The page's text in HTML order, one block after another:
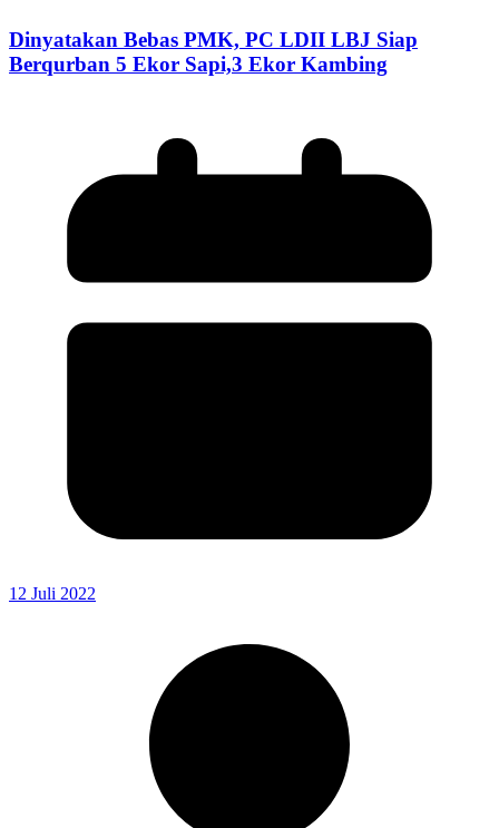
Dinyatakan Bebas PMK, PC LDII LBJ Siap
Berqurban 5 Ekor Sapi,3 Ekor Kambing
12 Juli 2022